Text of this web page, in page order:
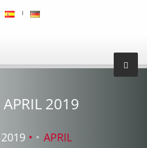
APRIL 2019
2019 APRIL